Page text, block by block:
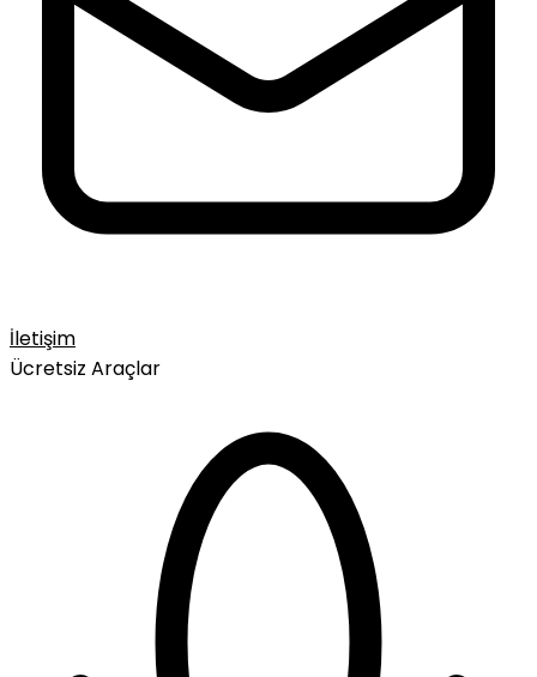
İletişim
Ücretsiz Araçlar